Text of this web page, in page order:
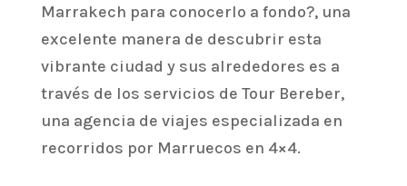
Marrakech para conocerlo a fondo?, una
excelente manera de descubrir esta
vibrante ciudad y sus alrededores es a
través de los servicios de Tour Bereber,
una agencia de viajes especializada en
recorridos por Marruecos en 4×4.